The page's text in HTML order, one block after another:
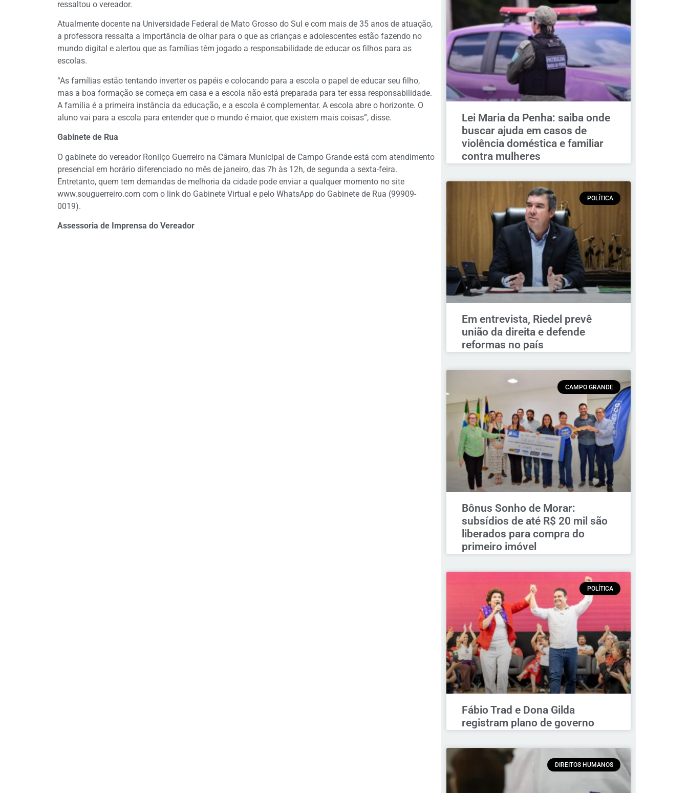
ressaltou o vereador.
Atualmente docente na Universidade Federal de Mato Grosso do Sul e com mais de 35 anos de atuação,
a professora ressalta a importância de olhar para o que as crianças e adolescentes estão fazendo no
mundo digital e alertou que as famílias têm jogado a responsabilidade de educar os filhos para as
escolas.
“As famílias estão tentando inverter os papéis e colocando para a escola o papel de educar seu filho,
mas a boa formação se começa em casa e a escola não está preparada para ter essa responsabilidade.
A família é a primeira instância da educação, e a escola é complementar. A escola abre o horizonte. O
aluno vai para a escola para entender que o mundo é maior, que existem mais coisas”, disse.
Gabinete de Rua
O gabinete do vereador Ronilço Guerreiro na Câmara Municipal de Campo Grande está com atendimento
presencial em horário diferenciado no mês de janeiro, das 7h às 12h, de segunda a sexta-feira.
Entretanto, quem tem demandas de melhoria da cidade pode enviar a qualquer momento no site
www.souguerreiro.com com o link do Gabinete Virtual e pelo WhatsApp do Gabinete de Rua (99909-
0019).
Assessoria de Imprensa do Vereador
Lei Maria da Penha: saiba onde
buscar ajuda em casos de
violência doméstica e familiar
contra mulheres
POLÍTICA
Em entrevista, Riedel prevê
união da direita e defende
reformas no país
CAMPO GRANDE
Bônus Sonho de Morar:
subsídios de até R$ 20 mil são
liberados para compra do
primeiro imóvel
POLÍTICA
Fábio Trad e Dona Gilda
registram plano de governo
DIREITOS HUMANOS